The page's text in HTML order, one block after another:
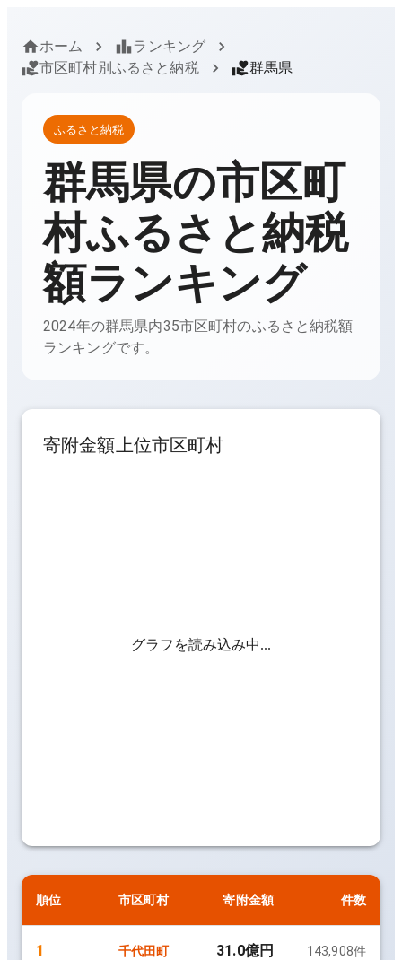
ホーム
ランキング
市区町村別ふるさと納税
群馬県
ふるさと納税
群馬県の市区町
村ふるさと納税
額ランキング
2024年の群馬県内35市区町村のふるさと納税額
ランキングです。
寄附金額上位市区町村
グラフを読み込み中...
順位 市区町村 寄附金額 件数
1 千代田町 31.0億円 143,908件